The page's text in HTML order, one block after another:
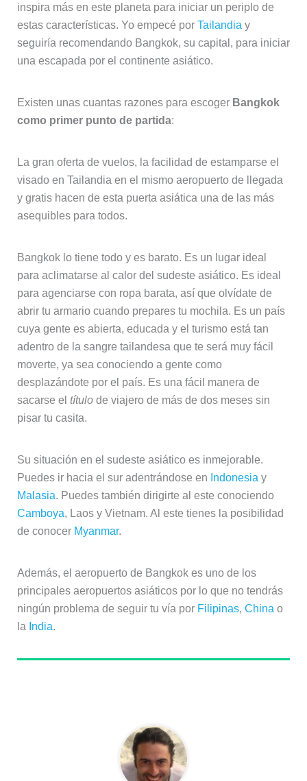
inspira más en este planeta para iniciar un periplo de
estas características. Yo empecé por Tailandia y
seguiría recomendando Bangkok, su capital, para iniciar
una escapada por el continente asiático.
Existen unas cuantas razones para escoger Bangkok
como primer punto de partida:
La gran oferta de vuelos, la facilidad de estamparse el
visado en Tailandia en el mismo aeropuerto de llegada
y gratis hacen de esta puerta asiática una de las más
asequibles para todos.
Bangkok lo tiene todo y es barato. Es un lugar ideal
para aclimatarse al calor del sudeste asiático. Es ideal
para agenciarse con ropa barata, así que olvídate de
abrir tu armario cuando prepares tu mochila. Es un país
cuya gente es abierta, educada y el turismo está tan
adentro de la sangre tailandesa que te será muy fácil
moverte, ya sea conociendo a gente como
desplazándote por el país. Es una fácil manera de
sacarse el títulode viajero de más de dos meses sin
pisar tu casita.
Su situación en el sudeste asiático es inmejorable.
Puedes ir hacia el sur adentrándose en Indonesia y
Malasia. Puedes también dirigirte al este conociendo
Camboya, Laos y Vietnam. Al este tienes la posibilidad
de conocer Myanmar.
Además, el aeropuerto de Bangkok es uno de los
principales aeropuertos asiáticos por lo que no tendrás
ningún problema de seguir tu vía por Filipinas, China o
la India.